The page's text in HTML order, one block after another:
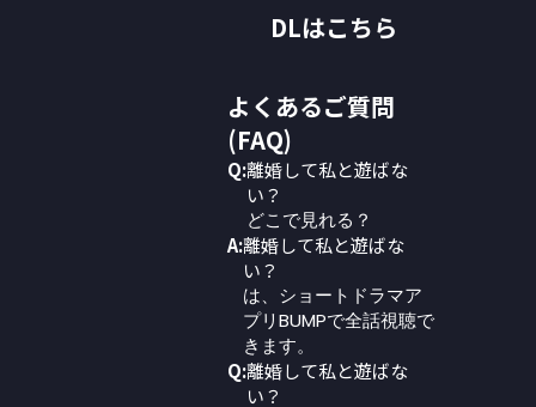
DLはこちら
よくあるご質問
(FAQ)
Q:離婚して私と遊ばな
い？
どこで見れる？
A:離婚して私と遊ばな
い？
は、ショートドラマア
プリBUMPで全話視聴で
きます。
Q:離婚して私と遊ばな
い？